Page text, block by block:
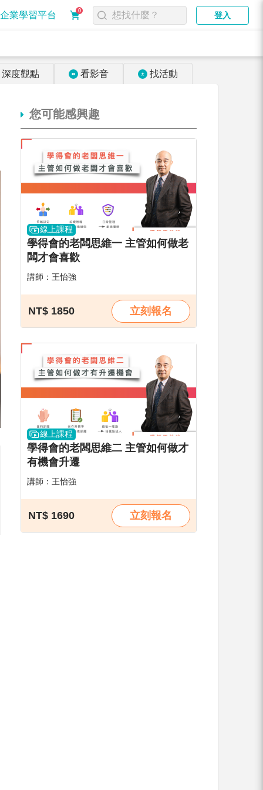
企業學習平台 0
登入
深度觀點 看影音 找活動
您可能感興趣
線上課程
學得會的老闆思維一 主管如何做老
闆才會喜歡
講師：王怡強
NT$ 1850 立刻報名
線上課程
學得會的老闆思維二 主管如何做才
有機會升遷
講師：王怡強
NT$ 1690 立刻報名